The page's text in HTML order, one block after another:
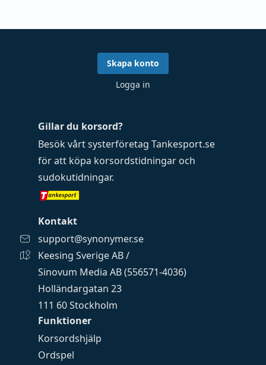
Funktioner
Korsordshjälp
Ordspel
Gillar du korsord?
Besök vårt systerföretag Tankesport.se
för att köpa korsordstidningar och
sudokutidningar.
Kontakt
support@synonymer.se
Keesing Sverige AB /
Sinovum Media AB (556571-4036)
Holländargatan 23
111 60 Stockholm
Skapa konto
Logga in